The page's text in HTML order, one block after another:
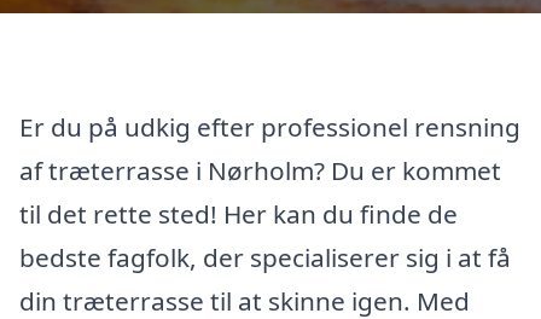
Er du på udkig efter professionel rensning
af træterrasse i Nørholm? Du er kommet
til det rette sted! Her kan du finde de
bedste fagfolk, der specialiserer sig i at få
din træterrasse til at skinne igen. Med